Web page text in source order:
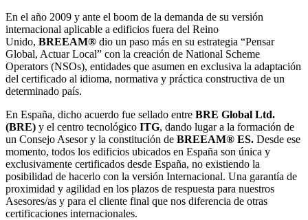
En el año 2009 y ante el boom de la demanda de su versión
internacional aplicable a edificios fuera del Reino
Unido, BREEAM® dio un paso más en su estrategia “Pensar
Global, Actuar Local” con la creación de National Scheme
Operators (NSOs), entidades que asumen en exclusiva la adaptación
del certificado al idioma, normativa y práctica constructiva de un
determinado país.
En España, dicho acuerdo fue sellado entre BRE Global Ltd.
(BRE) y el centro tecnológico ITG, dando lugar a la formación de
un Consejo Asesor y la constitución de BREEAM® ES. Desde ese
momento, todos los edificios ubicados en España son única y
exclusivamente certificados desde España, no existiendo la
posibilidad de hacerlo con la versión Internacional. Una garantía de
proximidad y agilidad en los plazos de respuesta para nuestros
Asesores/as y para el cliente final que nos diferencia de otras
certificaciones internacionales.